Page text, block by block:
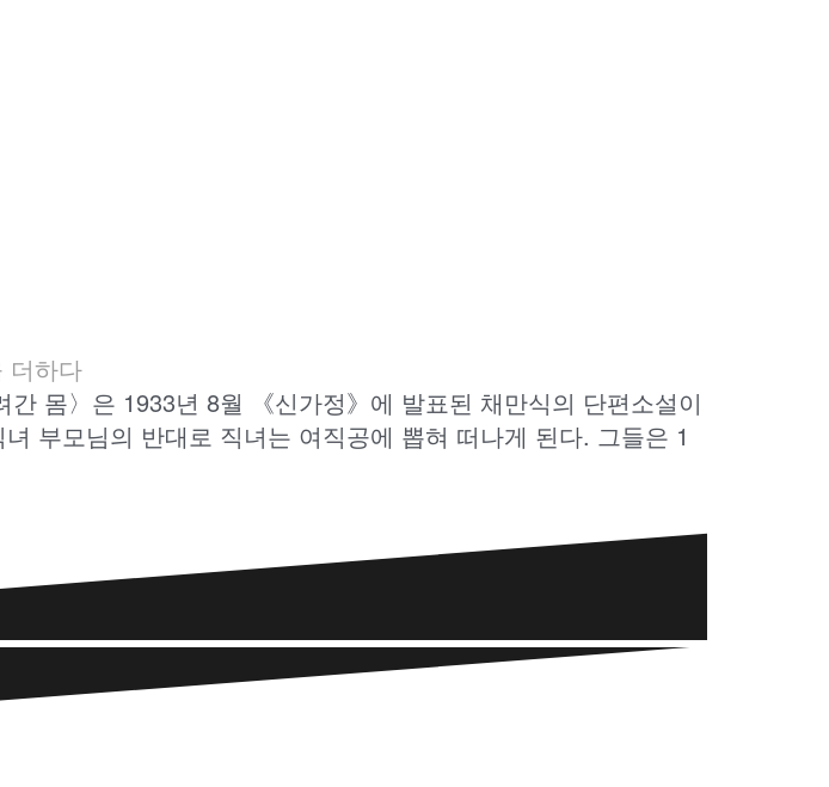
더하다
몸〉은 1933년 8월 《신가정》에 발표된 채만식의 단편소설이
부모님의 반대로 직녀는 여직공에 뽑혀 떠나게 된다. 그들은 1